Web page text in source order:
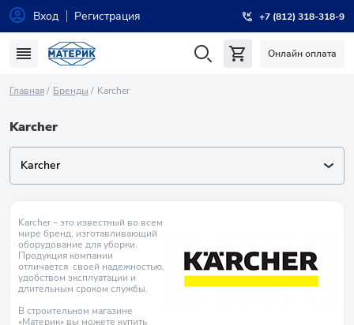
Вход Регистрация +7 (812) 318-318-9
Онлайн оплата
Главная Бренды Karcher
Karcher
Karcher
Karcher – это известный во всем
мире бренд, изготавливающий
оборудование для уборки.
Продукция компании
отличается своей надежностью,
удобством эксплуатации и
длительным сроком службы.
В строительном магазине
«Материк» вы можете купить